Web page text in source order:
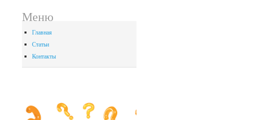
Меню
Главная
Статьи
Контакты